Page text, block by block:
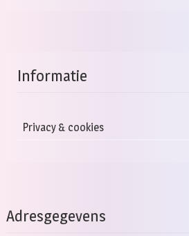
Informatie
Privacy & cookies
Adresgegevens